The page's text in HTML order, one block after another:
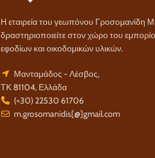
Η εταιρεία του γεωπόνου Γροσομανίδη
δραστηριοποιείτε στον χώρο του
εφοδίων και οικοδομικών υλικών.
Μανταμάδος - Λέσβος,
ΤΚ 81104, Ελλάδα
(+30) 22530 61706
m.grosomanidis[@]gmail.com